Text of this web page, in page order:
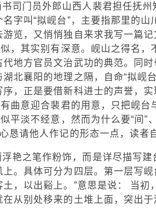
司门员外郎山西人裴君担任抚
字叫“拟岘台”，主要指那里的山
览，又悄悄独自来求我写一篇
，其实别有深意。岘山之得名
地方官员文治武功的典范。同
北襄阳的地理之隔，自命“拟岘
，正是要借新科进士的声誉，
曲意迎合裴君的用意，只把岘台
平淡不经意，然而为什么要“间”
恳请他人作记的形态一点，读者
艳之笔作粉饰，而是详尽描写
。具体可分为四层。第一层写
，以出谿上。”意思是说： 当初
从别处移来的土堆上面，突出于